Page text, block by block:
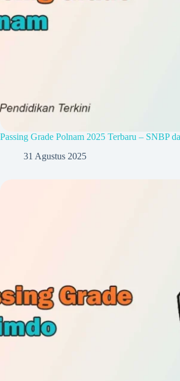
Passing Grade Polnam 2025 Terbaru – SNBP
31 Agustus 2025